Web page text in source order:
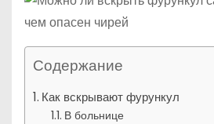
Содержание
Как вскрывают фурункул
В больнице